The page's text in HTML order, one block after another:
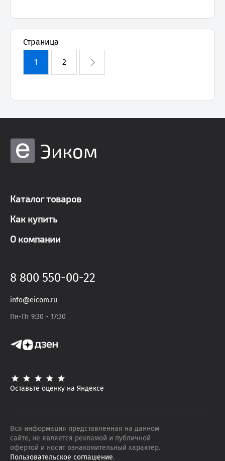
Страница
1 2
Эиком
Каталог товаров
Как купить
О компании
8 800 550-00-22
info@eicom.ru
Пн-Пт 9:30 - 17:30
Оставьте оценку на Яндексе
Вся информация представленная на данном
сайте, не является рекламой и публичной
офертой и носит ознакомительный характер.
Пользовательское соглашение.